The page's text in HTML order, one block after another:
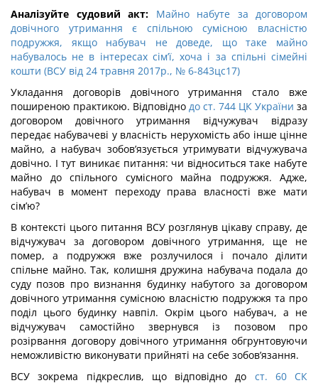
Аналізуйте судовий акт:
Майно набуте за договором
довічного утримання є спільною сумісною власністю
подружжя, якщо набувач не доведе, що таке майно
набувалось не в інтересах сім’ї, хоча і за спільні сімейні
кошти (ВСУ від 24 травня 2017р., № 6-843цс17)
Укладання договорів довічного утримання стало вже
поширеною практикою. Відповідно до ст. 744 ЦК України за
договором довічного утримання відчужувач відразу
передає набувачеві у власність нерухомість або інше цінне
майно, а набувач зобов’язується утримувати відчужувача
довічно. І тут виникає питання: чи відноситься таке набуте
майно до спільного сумісного майна подружжя. Адже,
набувач в момент переходу права власності вже мати
сім’ю?
В контексті цього питання ВСУ розглянув цікаву справу, де
відчужувач за договором довічного утримання, ще не
помер, а подружжя вже розлучилося і почало ділити
спільне майно. Так, колишня дружина набувача подала до
суду позов про визнання будинку набутого за договором
довічного утримання сумісною власністю подружжя та про
поділ цього будинку навпіл. Окрім цього набувач, а не
відчужувач самостійно звернувся із позовом про
розірвання договору довічного утримання обгрунтовуючи
неможливістю виконувати прийняті на себе зобов’язання.
ВСУ зокрема підкреслив, що відповідно до ст. 60 СК